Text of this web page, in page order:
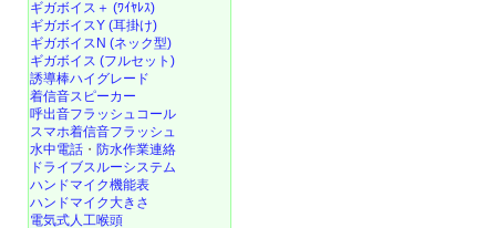
ギガボイス＋ (ﾜｲﾔﾚｽ)
ギガボイスY (耳掛け)
ギガボイスN (ネック型)
ギガボイス (フルセット)
誘導棒ハイグレード
着信音スピーカー
呼出音フラッシュコール
スマホ着信音フラッシュ
水中電話 ・ 防水作業連絡
ドライブスルーシステム
ハンドマイク機能表
ハンドマイク大きさ
電気式人工喉頭